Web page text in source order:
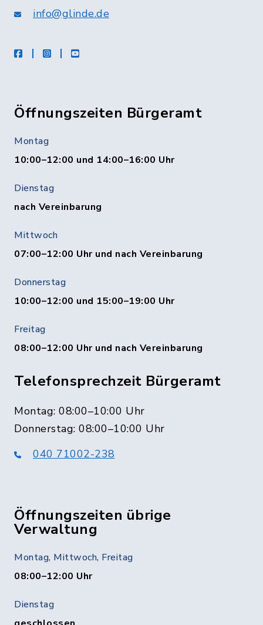
info@glinde.de
facebookinstagramYoutube
Öffnungszeiten Bürgeramt
Montag
10:00–12:00 und 14:00–16:00 Uhr
Dienstag
nach Vereinbarung
Mittwoch
07:00–12:00 Uhr und nach Vereinbarung
Donnerstag
10:00–12:00 und 15:00–19:00 Uhr
Freitag
08:00–12:00 Uhr und nach Vereinbarung
Telefonsprechzeit Bürgeramt
Montag: 08:00–10:00 Uhr
Donnerstag: 08:00–10:00 Uhr
040 71002-238
Öffnungszeiten übrige
Verwaltung
Montag, Mittwoch, Freitag
08:00–12:00 Uhr
Dienstag